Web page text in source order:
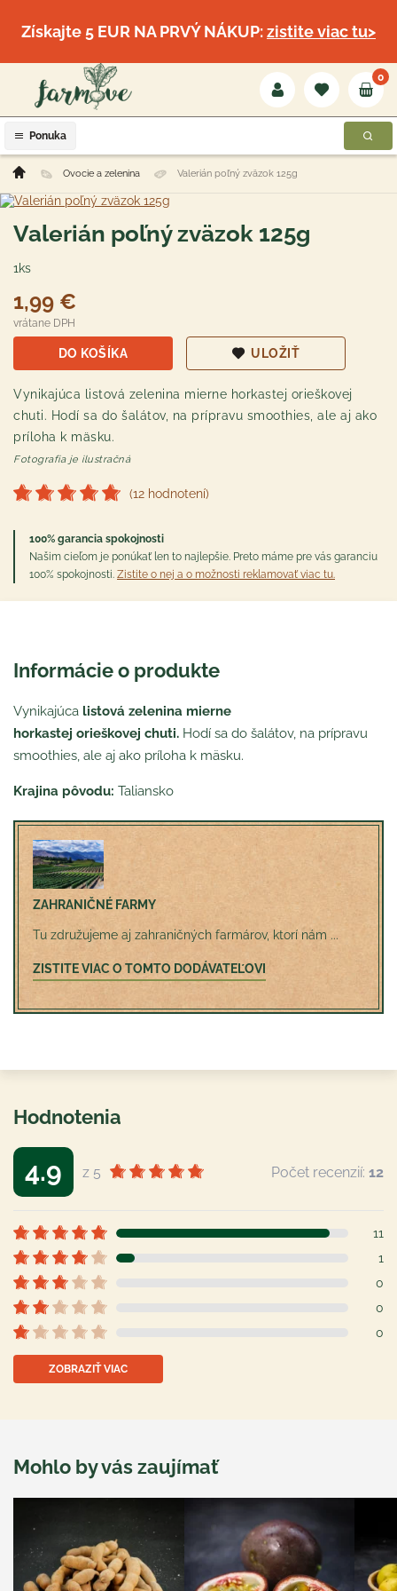
Získajte 5 EUR NA PRVÝ NÁKUP:zistite viac tu>
Ponuka
0
Ovocie a zelenina Valerián poľný zväzok 125g
Valerián poľný zväzok 125g
1ks
1,99 €
vrátane DPH
DO KOŠÍKA ULOŽIŤ
Vynikajúca listová zelenina mierne horkastej orieškovej
chuti. Hodí sa do šalátov, na prípravu smoothies, ale aj ako
príloha k mäsku.
Fotografia je ilustračná
(12 hodnotení)
100% garancia spokojnosti
Našim cieľom je ponúkať len to najlepšie. Preto máme pre vás garanciu
100% spokojnosti. Zistite o nej a o možnosti reklamovať viac tu.
Informácie o produkte
Vynikajúca listová zelenina mierne
horkastej orieškovej chuti. Hodí sa do šalátov, na prípravu
smoothies, ale aj ako príloha k mäsku.
Krajina pôvodu: Taliansko
ZAHRANIČNÉ FARMY
Tu združujeme aj zahraničných farmárov, ktorí nám ...
ZISTITE VIAC O TOMTO DODÁVATEĽOVI
Hodnotenia
4.9 z 5 Počet recenzií: 12
11
1
0
0
0
ZOBRAZIŤ VIAC
Mohlo by vás zaujímať